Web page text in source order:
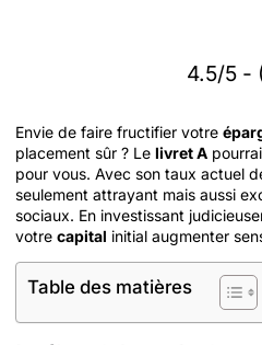
4.5/5 -
Envie de faire fructifier votre
placement sûr ? Le livret A
pour vous. Avec son taux actuel
seulement attrayant mais aussi
sociaux. En investissant
votre capital initial augmenter
Table des matières